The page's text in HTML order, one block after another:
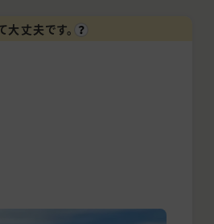
丈夫です。